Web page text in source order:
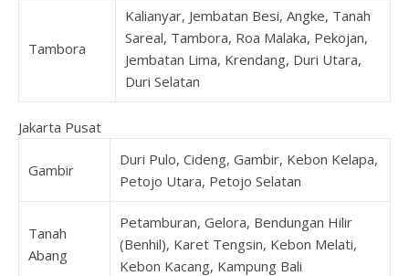
Tambora
Kalianyar, Jembatan Besi, Angke, Tanah
Sareal, Tambora, Roa Malaka, Pekojan,
Jembatan Lima, Krendang, Duri Utara,
Duri Selatan
Jakarta Pusat
Gambir
Duri Pulo, Cideng, Gambir, Kebon Kelapa,
Petojo Utara, Petojo Selatan
Tanah
Abang
Petamburan, Gelora, Bendungan Hilir
(Benhil), Karet Tengsin, Kebon Melati,
Kebon Kacang, Kampung Bali